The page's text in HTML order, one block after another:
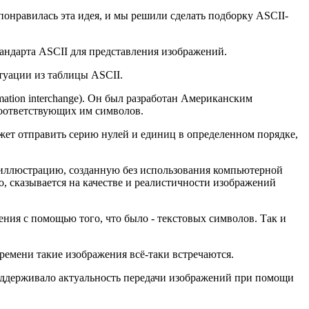
эта идея, и мы решили сделать подборку ASCII-
ASCII для представления изображений.
из таблицы ASCII.
interchange). Он был разработан Американским
им символов.
отправить серию нулей и единиц в определенном порядке,
созданную без использования компьютерной
на качестве и реалистичности изображений
с помощью того, что было - текстовых символов. Так и
такие изображения всё-таки встречаются.
актуальность передачи изображений при помощи